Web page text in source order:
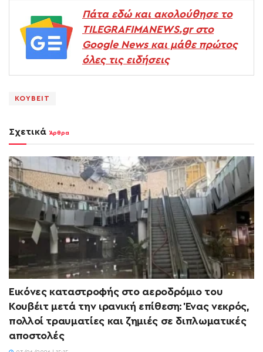
Πάτα εδώ και ακολούθησε το
TILEGRAFIMANEWS.gr στο
Google News και μάθε πρώτος
όλες τις ειδήσεις
ΚΟΥΒΕΙΤ
Σχετικά Άρθρα
Εικόνες καταστροφής στο αεροδρόμιο του
Κουβέιτ μετά την ιρανική επίθεση: Ένας νεκρός,
πολλοί τραυματίες και ζημιές σε διπλωματικές
αποστολές